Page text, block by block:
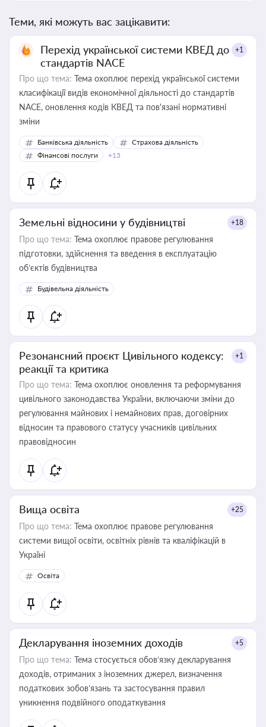
Теми, які можуть вас зацікавити:
Перехід української системи КВЕД до
стандартів NACE
+1
Про що тема: Тема охоплює перехід української системи
класифікації видів економічної діяльності до стандартів
NACE, оновлення кодів КВЕД та пов'язані нормативні
зміни
Банківська діяльність
Страхова діяльність
Фінансові послуги
+13
Земельні відносини у будівництві +18
Про що тема: Тема охоплює правове регулювання
підготовки, здійснення та введення в експлуатацію
об’єктів будівництва
Будівельна діяльність
Резонансний проєкт Цивільного кодексу:
реакції та критика
+1
Про що тема: Тема охоплює оновлення та реформування
цивільного законодавства України, включаючи зміни до
регулювання майнових і немайнових прав, договірних
відносин та правового статусу учасників цивільних
правовідносин
Вища освіта +25
Про що тема: Тема охоплює правове регулювання
системи вищої освіти, освітніх рівнів та кваліфікацій в
Україні
Освіта
Декларування іноземних доходів +5
Про що тема: Тема стосується обов’язку декларування
доходів, отриманих з іноземних джерел, визначення
податкових зобов’язань та застосування правил
уникнення подвійного оподаткування